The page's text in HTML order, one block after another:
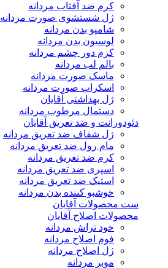
کرم ضد آفتاب مردانه
ژل شستشوی صورت مردانه
شامپو بدن مردانه
لوسیون بدن مردانه
کرم دور چشم مردانه
بالم لب مردانه
ماسک صورت مردانه
اسکراب صورت مردانه
ژل بهداشتی آقایان
دستمال مرطوب مردانه
دئودورانت و ضد تعریق آقایان
ژل شفاف ضد تعریق مردانه
مام رول ضد تعریق مردانه
کرم ضد تعریق مردانه
اسپری ضد تعریق مردانه
استیک ضد تعریق مردانه
خوشبو کننده بدن مردانه
ست محصولات آقایان
محصولات اصلاح آقایان
خود تراش مردانه
فوم اصلاح مردانه
ژل اصلاح مردانه
موبر مردانه